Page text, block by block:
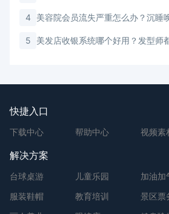
4 美容院会员流失严重怎么办？沉睡
5 美发店收银系统哪个好用？发型师
快捷入口
下载中心 帮助中心 视频素
解决方案
台球桌游 儿童乐园 加油加
服装鞋帽
教育培训 景区票